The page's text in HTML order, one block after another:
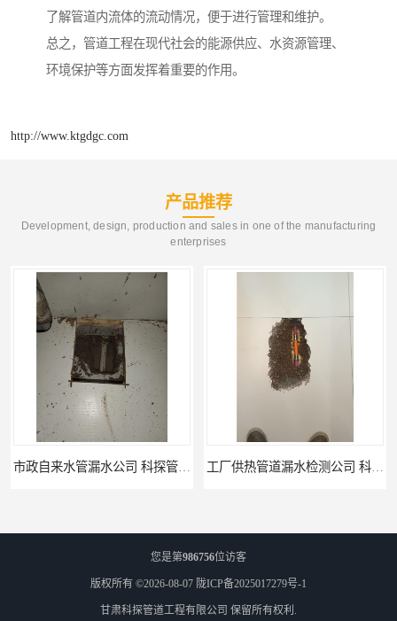
了解管道内流体的流动情况，便于进行管理和维护。
总之，管道工程在现代社会的能源供应、水资源管理、
环境保护等方面发挥着重要的作用。
http://www.ktgdgc.com
产品推荐
Development, design, production and sales in one of the manufacturing
enterprises
公司仪器测漏电话 科探管道工程
您是第986756位访客
版权所有 ©2026-08-07 陇ICP备2025017279号-1
甘肃科探管道工程有限公司 保留所有权利.